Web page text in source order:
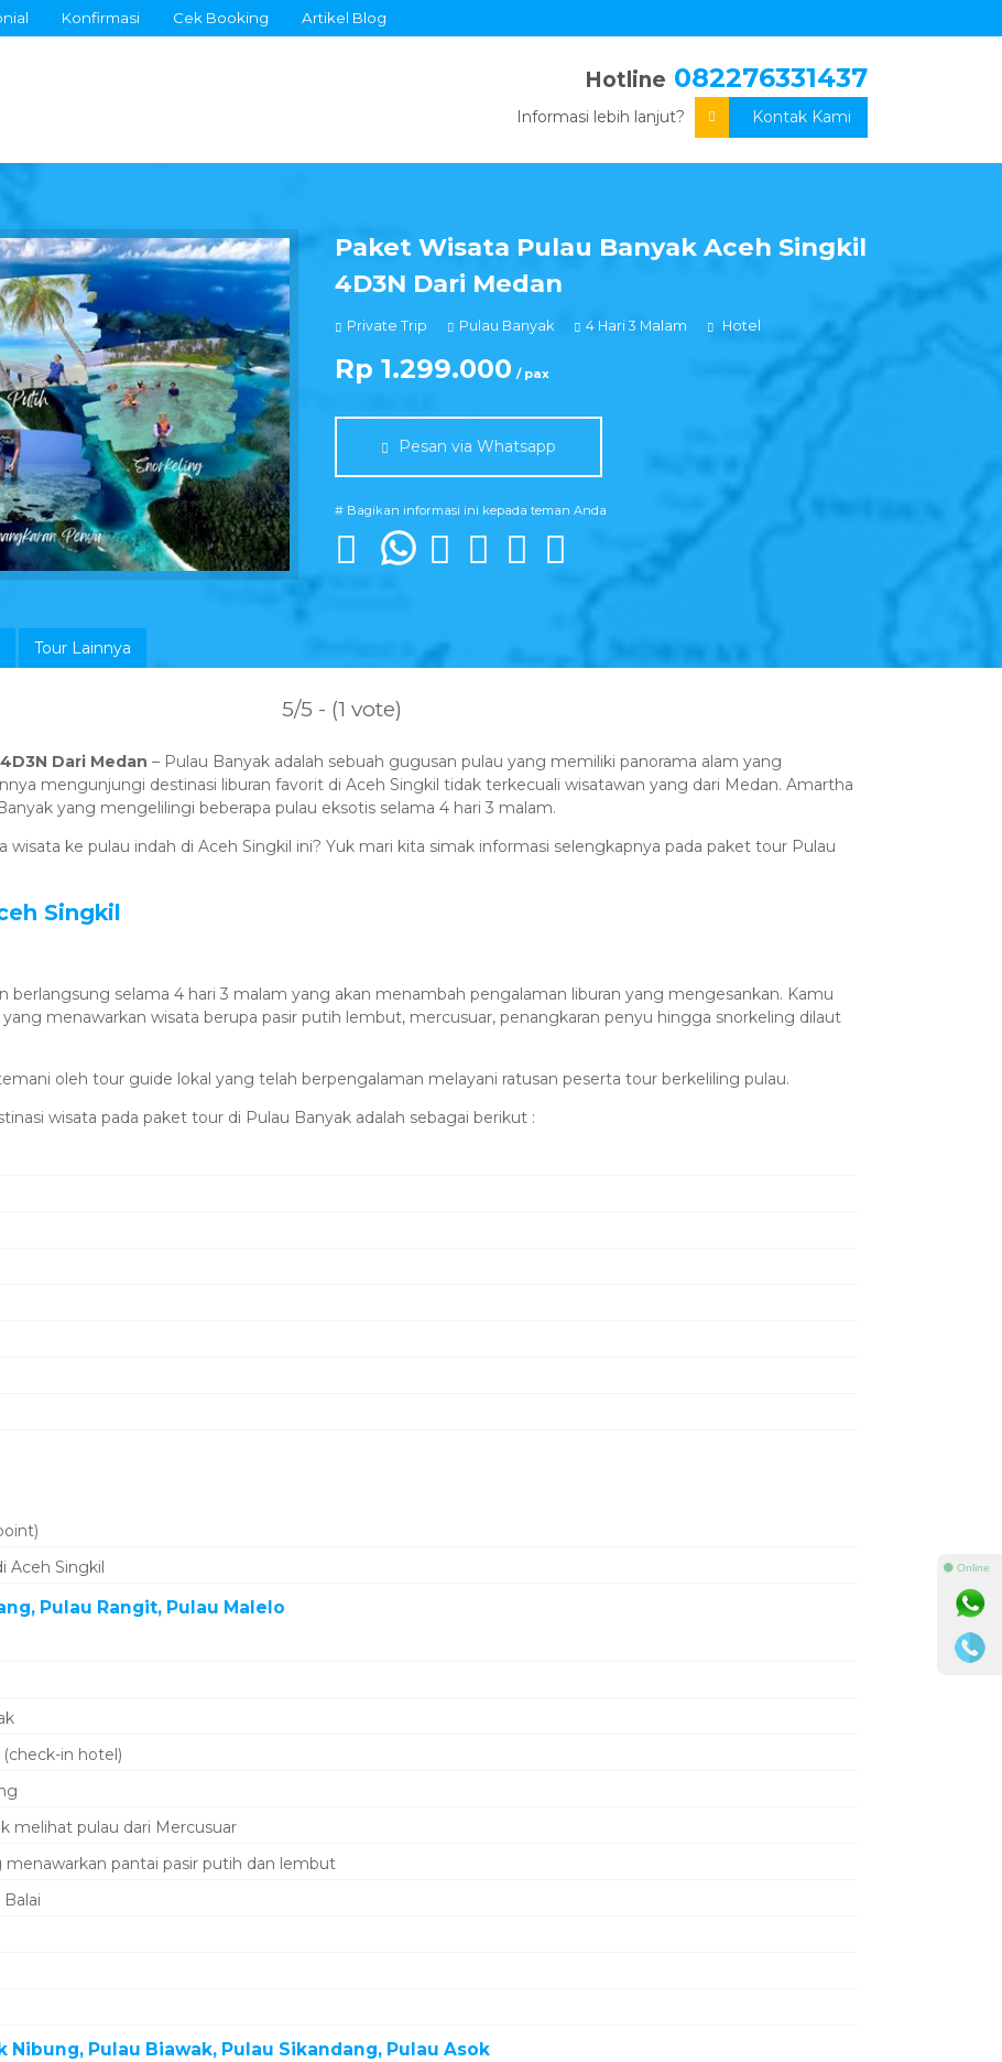
Konfirmasi Cek Booking Artikel Blog
Hotline 082276331437
Informasi lebih lanjut? Kontak Kami
Paket Wisata Pulau Banyak Aceh Singkil
4D3N Dari Medan
Private Trip Pulau Banyak 4 Hari 3 Malam Hotel
Rp 1.299.000 / pax
Pesan via Whatsapp
# Bagikan informasi ini kepada teman Anda
Tour Lainnya
5/5 - (1 vote)
Dari Medan – Pulau Banyak adalah sebuah gugusan pulau yang memiliki panorama alam yang
mengunjungi destinasi liburan favorit di Aceh Singkil tidak terkecuali wisatawan yang dari Medan. Amartha
yang mengelilingi beberapa pulau eksotis selama 4 hari 3 malam.
wisata ke pulau indah di Aceh Singkil ini? Yuk mari kita simak informasi selengkapnya pada paket tour Pulau
Singkil
berlangsung selama 4 hari 3 malam yang akan menambah pengalaman liburan yang mengesankan. Kamu
menawarkan wisata berupa pasir putih lembut, mercusuar, penangkaran penyu hingga snorkeling dilaut
oleh tour guide lokal yang telah berpengalaman melayani ratusan peserta tour berkeliling pulau.
wisata pada paket tour di Pulau Banyak adalah sebagai berikut :
Aceh Singkil
Pulau Rangit, Pulau Malelo
(check-in hotel)
melihat pulau dari Mercusuar
pantai pasir putih dan lembut
Pulau Biawak, Pulau Sikandang, Pulau Asok
⚫ Online